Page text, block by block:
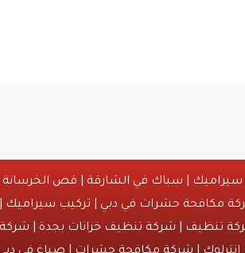
سيراميك سباك في الشارقة قص الخرسانة
مكافحة حشرات في دبي | تركيب سيراميك
تنظيف شركة تنظيف خزانات بجدة